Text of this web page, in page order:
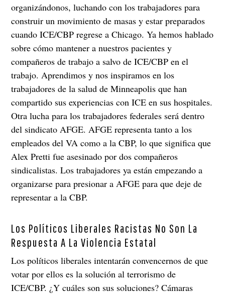
organizándonos, luchando con los trabajadores para
construir un movimiento de masas y estar preparados
cuando ICE/CBP regrese a Chicago. Ya hemos hablado
sobre cómo mantener a nuestros pacientes y
compañeros de trabajo a salvo de ICE/CBP en el
trabajo. Aprendimos y nos inspiramos en los
trabajadores de la salud de Minneapolis que han
compartido sus experiencias con ICE en sus hospitales.
Otra lucha para los trabajadores federales será dentro
del sindicato AFGE. AFGE representa tanto a los
empleados del VA como a la CBP, lo que significa que
Alex Pretti fue asesinado por dos compañeros
sindicalistas. Los trabajadores ya están empezando a
organizarse para presionar a AFGE para que deje de
representar a la CBP.
Los Políticos Liberales Racistas No Son La
Respuesta A La Violencia Estatal
Los políticos liberales intentarán convencernos de que
votar por ellos es la solución al terrorismo de
ICE/CBP. ¿Y cuáles son sus soluciones? Cámaras